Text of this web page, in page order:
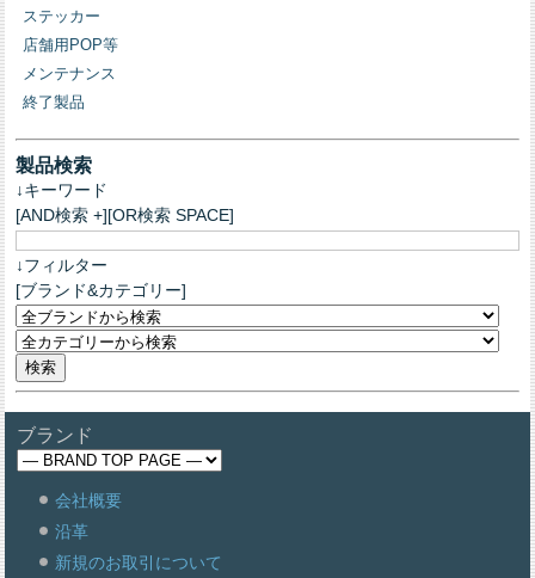
ステッカー
店舗用POP等
メンテナンス
終了製品
製品検索
↓キーワード
[AND検索 +][OR検索 SPACE]
↓フィルター
[ブランド&カテゴリー]
ブランド
会社概要
沿革
新規のお取引について